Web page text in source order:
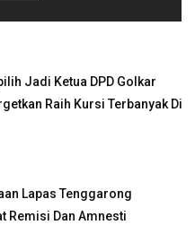
Jadi Ketua DPD Golkar
Raih Kursi Terbanyak Di
Lapas Tenggarong
Remisi Dan Amnesti